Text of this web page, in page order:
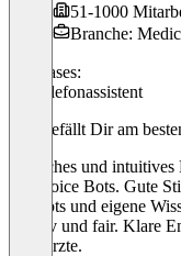
51-1000
Branche:
Use cases:
KI-Telefonassistent
Was gefällt Dir am
Einfaches und
von Voice Bots. Gute
Prompts und eigene
intuitiv und fair. Klare
Zahnärzte.